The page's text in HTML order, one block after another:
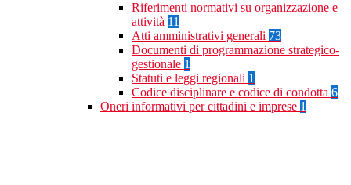
Riferimenti normativi su organizzazione e
attività 11
Atti amministrativi generali 73
Documenti di programmazione strategico-
gestionale 1
Statuti e leggi regionali 1
Codice disciplinare e codice di condotta 6
Oneri informativi per cittadini e imprese 1